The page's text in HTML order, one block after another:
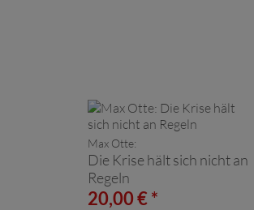
Max Otte:
Die Krise hält sich nicht an
Regeln
20,00 € *